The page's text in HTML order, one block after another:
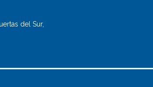
del Sur,